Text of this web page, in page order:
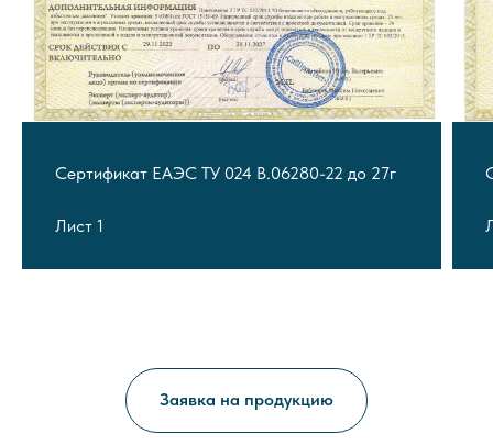
Сертификат ЕАЭС ТУ 024 В.06280-22 до 27г
Лист 1
Заявка на продукцию